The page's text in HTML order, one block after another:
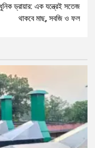
ড্রায়ার: এক যন্ত্রেই সতেজ
থাকবে মাছ, সবজি ও ফল